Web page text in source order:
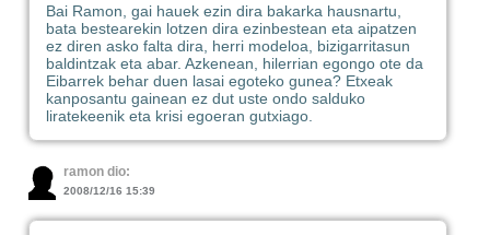
Bai Ramon, gai hauek ezin dira bakarka hausnartu,
bata bestearekin lotzen dira ezinbestean eta aipatzen
ez diren asko falta dira, herri modeloa, bizigarritasun
baldintzak eta abar. Azkenean, hilerrian egongo ote da
Eibarrek behar duen lasai egoteko gunea? Etxeak
kanposantu gainean ez dut uste ondo salduko
liratekeenik eta krisi egoeran gutxiago.
ramon dio:
2008/12/16 15:39